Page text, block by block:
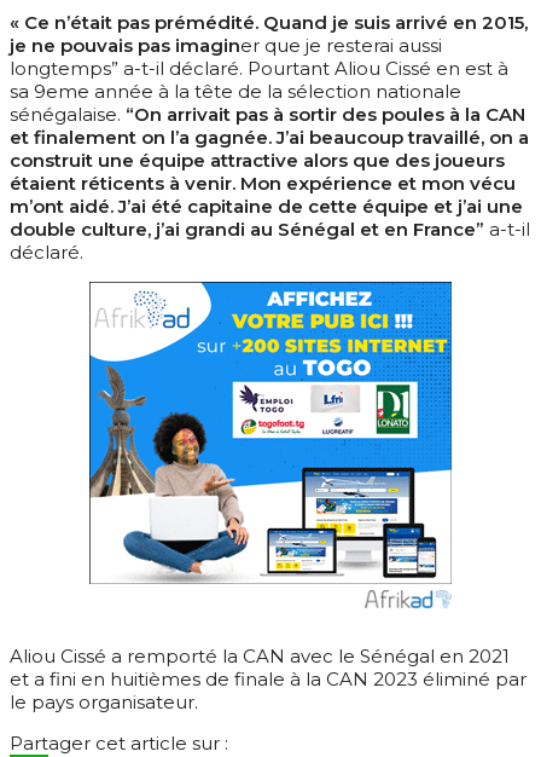
« Ce n’était pas prémédité. Quand je suis arrivé en 2015,
je ne pouvais pas imaginer que je resterai aussi
longtemps” a-t-il déclaré. Pourtant Aliou Cissé en est à
sa 9eme année à la tête de la sélection nationale
sénégalaise. “On arrivait pas à sortir des poules à la CAN
et finalement on l’a gagnée. J’ai beaucoup travaillé, on a
construit une équipe attractive alors que des joueurs
étaient réticents à venir. Mon expérience et mon vécu
m’ont aidé. J’ai été capitaine de cette équipe et j’ai une
double culture, j’ai grandi au Sénégal et en France” a-t-il
déclaré.
Aliou Cissé a remporté la CAN avec le Sénégal en 2021
et a fini en huitièmes de finale à la CAN 2023 éliminé par
le pays organisateur.
Partager cet article sur :